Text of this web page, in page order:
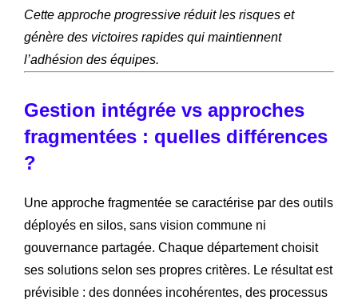
Cette approche progressive réduit les risques et
génère des victoires rapides qui maintiennent
l’adhésion des équipes.
Gestion intégrée vs approches
fragmentées : quelles différences
?
Une approche fragmentée se caractérise par des outils
déployés en silos, sans vision commune ni
gouvernance partagée. Chaque département choisit
ses solutions selon ses propres critères. Le résultat est
prévisible : des données incohérentes, des processus